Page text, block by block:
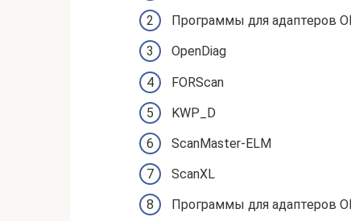
Программы для адаптеров
OpenDiag
FORScan
KWP_D
ScanMaster-ELM
ScanXL
Программы для адаптеров